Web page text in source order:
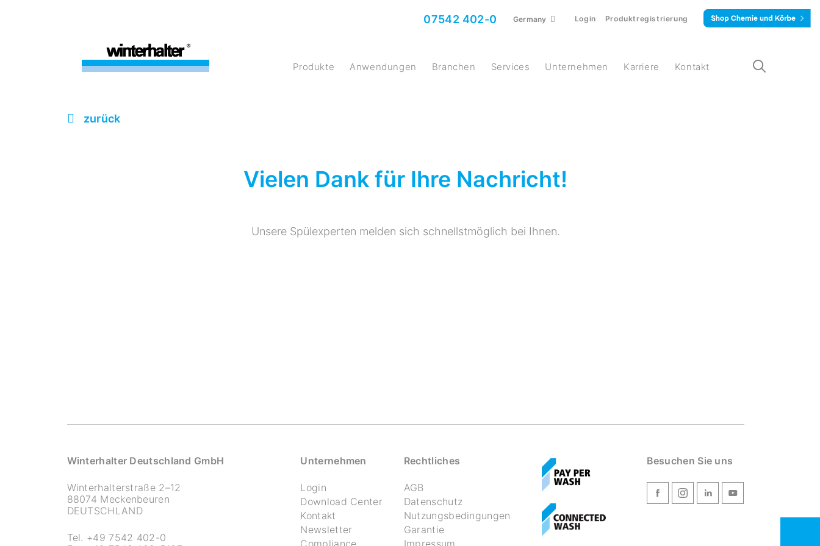
07542 402-0 Germany Login Produktregistrierung
Produkte Anwendungen Branchen Services Unternehmen Karriere Kontakt
zurück
Vielen Dank für Ihre Nachricht!
Unsere Spülexperten melden sich schnellstmöglich bei Ihnen.
Winterhalter Deutschland GmbH
Winterhalterstraße 2–12
88074 Meckenbeuren
DEUTSCHLAND
Tel. +49 7542 402-0
Unternehmen
Login
Download Center
Kontakt
Newsletter
Compliance
Rechtliches
AGB
Datenschutz
Nutzungsbedingungen
Garantie
Impressum
Besuchen Sie uns